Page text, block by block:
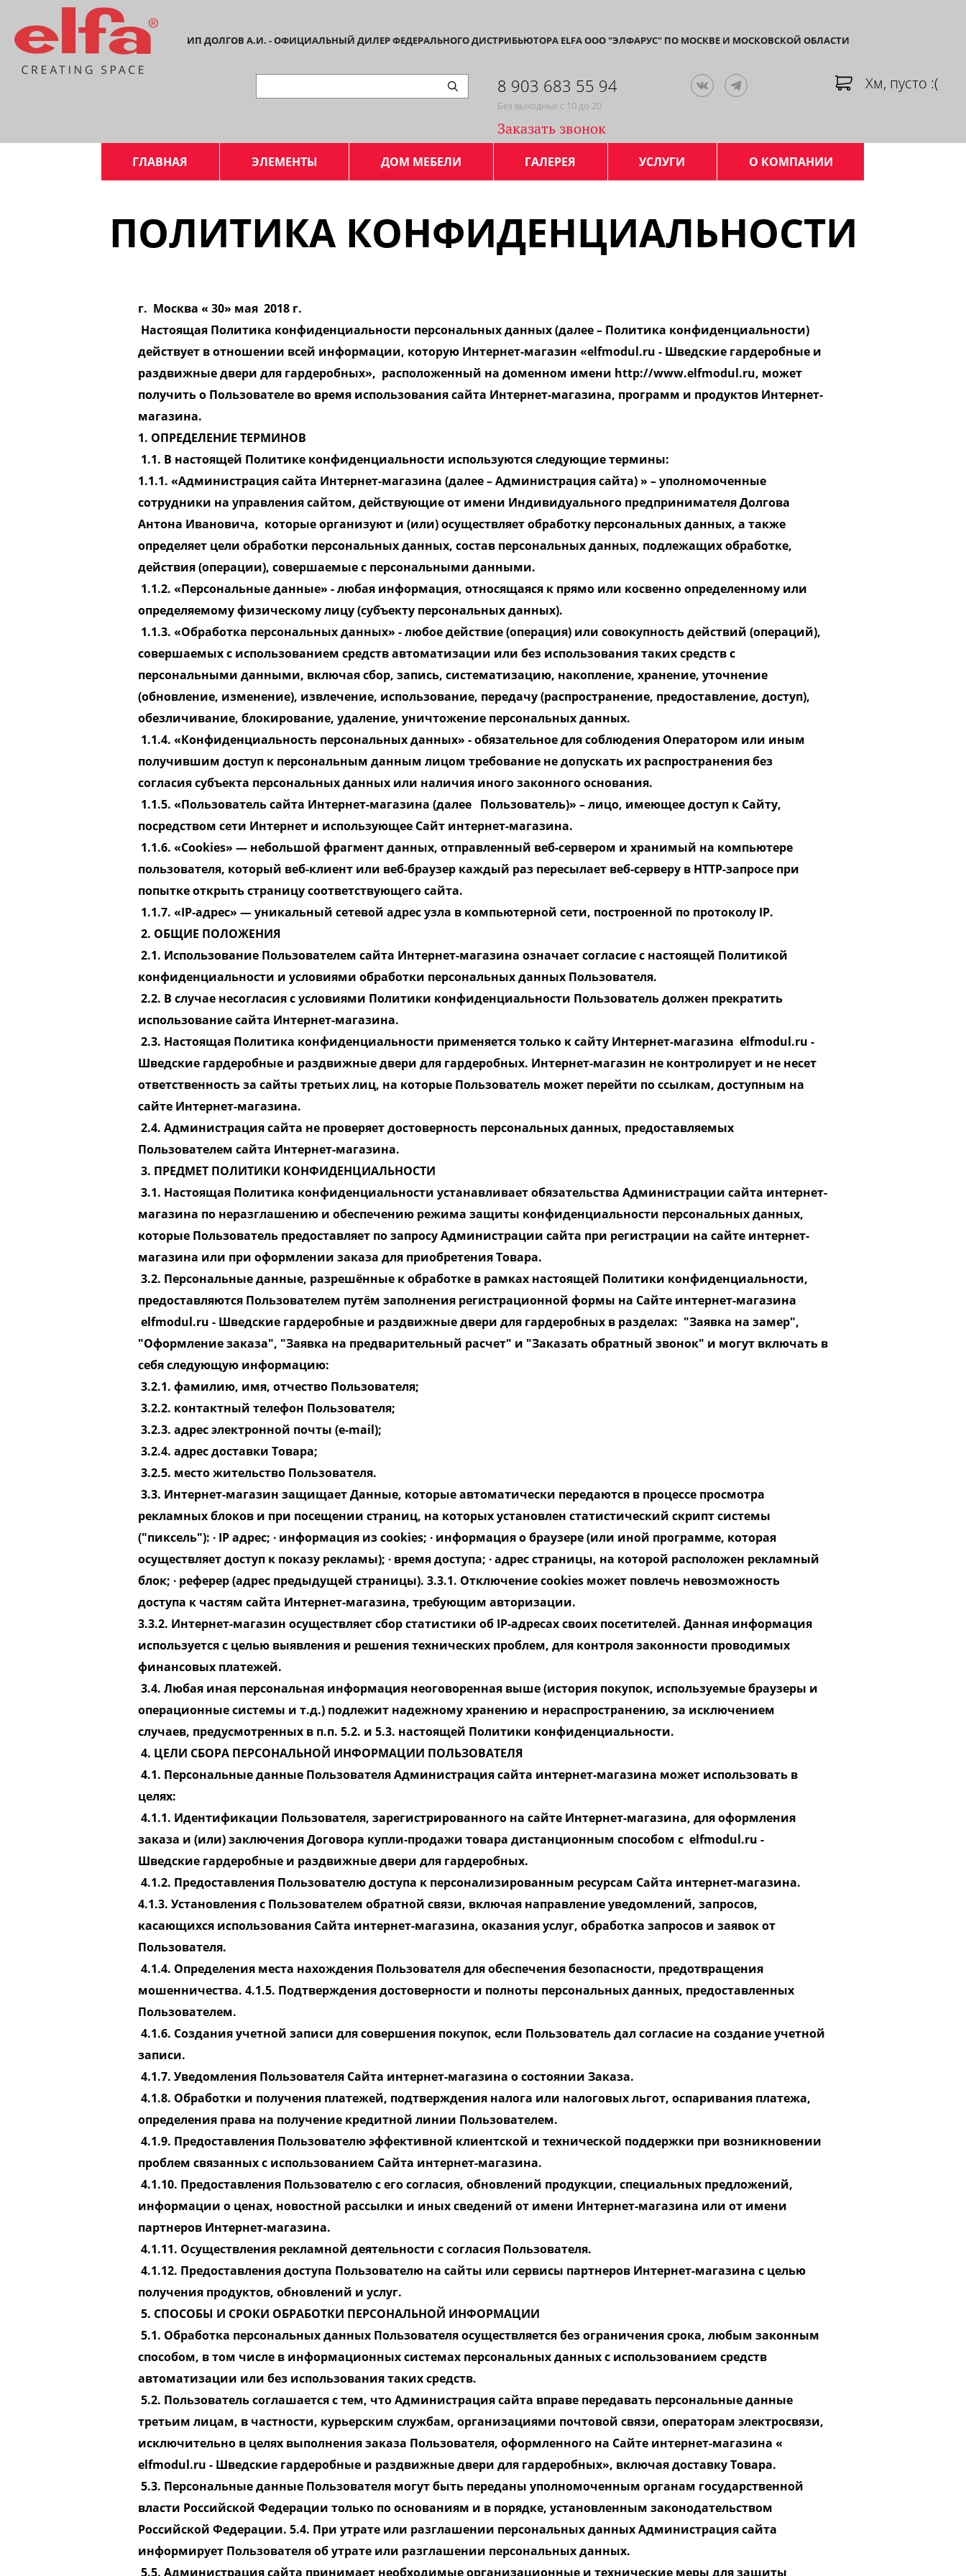
ИП ДОЛГОВ А.И. - ОФИЦИАЛЬНЫЙ ДИЛЕР ФЕДЕРАЛЬНОГО ДИСТРИБЬЮТОРА ELFA ООО "ЭЛФАРУС" ПО МОСКВЕ И МОСКОВСКОЙ ОБЛАСТИ
8 903 683 55 94
Без выходных с 10 до 20
Заказать звонок
Хм, пусто :(
ГЛАВНАЯ ЭЛЕМЕНТЫ ДОМ МЕБЕЛИ ГАЛЕРЕЯ УСЛУГИ О КОМПАНИИ
ПОЛИТИКА КОНФИДЕНЦИАЛЬНОСТИ​
г. Москва « 30» мая 2018 г.
Настоящая Политика конфиденциальности персональных данных (далее – Политика конфиденциальности)
действует в отношении всей информации, которую Интернет-магазин «elfmodul.ru​ - Шведские гардеробные и
раздвижные двери для гардеробных», расположенный на доменном имени http://www.elfmodul.ru​, может
получить о Пользователе во время использования сайта Интернет-магазина, программ и продуктов Интернет-
магазина.
1. ОПРЕДЕЛЕНИЕ ТЕРМИНОВ
1.1. В настоящей Политике конфиденциальности используются следующие термины:
1.1.1. «Администрация сайта Интернет-магазина (далее – Администрация сайта) » – уполномоченные
сотрудники на управления сайтом, действующие от имени Индивидуального предпринимателя Долгова
Антона Ивановича, которые организуют и (или) осуществляет обработку персональных данных, а также
определяет цели обработки персональных данных, состав персональных данных, подлежащих обработке,
действия (операции), совершаемые с персональными данными.
1.1.2. «Персональные данные» - любая информация, относящаяся к прямо или косвенно определенному или
определяемому физическому лицу (субъекту персональных данных).
1.1.3. «Обработка персональных данных» - любое действие (операция) или совокупность действий (операций),
совершаемых с использованием средств автоматизации или без использования таких средств с
персональными данными, включая сбор, запись, систематизацию, накопление, хранение, уточнение
(обновление, изменение), извлечение, использование, передачу (распространение, предоставление, доступ),
обезличивание, блокирование, удаление, уничтожение персональных данных.
1.1.4. «Конфиденциальность персональных данных» - обязательное для соблюдения Оператором или иным
получившим доступ к персональным данным лицом требование не допускать их распространения без
согласия субъекта персональных данных или наличия иного законного основания.
1.1.5. «Пользователь сайта Интернет-магазина (далее Пользователь)» – лицо, имеющее доступ к Сайту,
посредством сети Интернет и использующее Сайт интернет-магазина.
1.1.6. «Cookies» — небольшой фрагмент данных, отправленный веб-сервером и хранимый на компьютере
пользователя, который веб-клиент или веб-браузер каждый раз пересылает веб-серверу в HTTP-запросе при
попытке открыть страницу соответствующего сайта.
1.1.7. «IP-адрес» — уникальный сетевой адрес узла в компьютерной сети, построенной по протоколу IP.
2. ОБЩИЕ ПОЛОЖЕНИЯ
2.1. Использование Пользователем сайта Интернет-магазина означает согласие с настоящей Политикой
конфиденциальности и условиями обработки персональных данных Пользователя.
2.2. В случае несогласия с условиями Политики конфиденциальности Пользователь должен прекратить
использование сайта Интернет-магазина.
2.3. Настоящая Политика конфиденциальности применяется только к сайту Интернет-магазина elfmodul.ru​ -
Шведские гардеробные и раздвижные двери для гардеробных. Интернет-магазин не контролирует и не несет
ответственность за сайты третьих лиц, на которые Пользователь может перейти по ссылкам, доступным на
сайте Интернет-магазина.
2.4. Администрация сайта не проверяет достоверность персональных данных, предоставляемых
Пользователем сайта Интернет-магазина.
3. ПРЕДМЕТ ПОЛИТИКИ КОНФИДЕНЦИАЛЬНОСТИ
3.1. Настоящая Политика конфиденциальности устанавливает обязательства Администрации сайта интернет-
магазина по неразглашению и обеспечению режима защиты конфиденциальности персональных данных,
которые Пользователь предоставляет по запросу Администрации сайта при регистрации на сайте интернет-
магазина или при оформлении заказа для приобретения Товара.
3.2. Персональные данные, разрешённые к обработке в рамках настоящей Политики конфиденциальности,
предоставляются Пользователем путём заполнения регистрационной формы на Сайте интернет-магазина
elfmodul.ru​ - Шведские гардеробные и раздвижные двери для гардеробных в разделах: "Заявка на замер",
"Оформление заказа", "Заявка на предварительный расчет" и "Заказать обратный звонок" и могут включать в
себя следующую информацию:
3.2.1. фамилию, имя, отчество Пользователя;
3.2.2. контактный телефон Пользователя;
3.2.3. адрес электронной почты (e-mail);
3.2.4. адрес доставки Товара;
3.2.5. место жительство Пользователя.
3.3. Интернет-магазин защищает Данные, которые автоматически передаются в процессе просмотра
рекламных блоков и при посещении страниц, на которых установлен статистический скрипт системы
("пиксель"): ∙ IP адрес; ∙ информация из cookies; ∙ информация о браузере (или иной программе, которая
осуществляет доступ к показу рекламы); ∙ время доступа; ∙ адрес страницы, на которой расположен рекламный
блок; ∙ реферер (адрес предыдущей страницы). 3.3.1. Отключение cookies может повлечь невозможность
доступа к частям сайта Интернет-магазина, требующим авторизации.
3.3.2. Интернет-магазин осуществляет сбор статистики об IP-адресах своих посетителей. Данная информация
используется с целью выявления и решения технических проблем, для контроля законности проводимых
финансовых платежей.
3.4. Любая иная персональная информация неоговоренная выше (история покупок, используемые браузеры и
операционные системы и т.д.) подлежит надежному хранению и нераспространению, за исключением
случаев, предусмотренных в п.п. 5.2. и 5.3. настоящей Политики конфиденциальности.
4. ЦЕЛИ СБОРА ПЕРСОНАЛЬНОЙ ИНФОРМАЦИИ ПОЛЬЗОВАТЕЛЯ
4.1. Персональные данные Пользователя Администрация сайта интернет-магазина может использовать в
целях:
4.1.1. Идентификации Пользователя, зарегистрированного на сайте Интернет-магазина, для оформления
заказа и (или) заключения Договора купли-продажи товара дистанционным способом с elfmodul.ru​ -
Шведские гардеробные и раздвижные двери для гардеробных.
4.1.2. Предоставления Пользователю доступа к персонализированным ресурсам Сайта интернет-магазина.
4.1.3. Установления с Пользователем обратной связи, включая направление уведомлений, запросов,
касающихся использования Сайта интернет-магазина, оказания услуг, обработка запросов и заявок от
Пользователя.
4.1.4. Определения места нахождения Пользователя для обеспечения безопасности, предотвращения
мошенничества. 4.1.5. Подтверждения достоверности и полноты персональных данных, предоставленных
Пользователем.
4.1.6. Создания учетной записи для совершения покупок, если Пользователь дал согласие на создание учетной
записи.
4.1.7. Уведомления Пользователя Сайта интернет-магазина о состоянии Заказа.
4.1.8. Обработки и получения платежей, подтверждения налога или налоговых льгот, оспаривания платежа,
определения права на получение кредитной линии Пользователем.
4.1.9. Предоставления Пользователю эффективной клиентской и технической поддержки при возникновении
проблем связанных с использованием Сайта интернет-магазина.
4.1.10. Предоставления Пользователю с его согласия, обновлений продукции, специальных предложений,
информации о ценах, новостной рассылки и иных сведений от имени Интернет-магазина или от имени
партнеров Интернет-магазина.
4.1.11. Осуществления рекламной деятельности с согласия Пользователя.
4.1.12. Предоставления доступа Пользователю на сайты или сервисы партнеров Интернет-магазина с целью
получения продуктов, обновлений и услуг.
5. СПОСОБЫ И СРОКИ ОБРАБОТКИ ПЕРСОНАЛЬНОЙ ИНФОРМАЦИИ
5.1. Обработка персональных данных Пользователя осуществляется без ограничения срока, любым законным
способом, в том числе в информационных системах персональных данных с использованием средств
автоматизации или без использования таких средств.
5.2. Пользователь соглашается с тем, что Администрация сайта вправе передавать персональные данные
третьим лицам, в частности, курьерским службам, организациями почтовой связи, операторам электросвязи,
исключительно в целях выполнения заказа Пользователя, оформленного на Сайте интернет-магазина «
elfmodul.ru​ - Шведские гардеробные и раздвижные двери для гардеробных», включая доставку Товара.
5.3. Персональные данные Пользователя могут быть переданы уполномоченным органам государственной
власти Российской Федерации только по основаниям и в порядке, установленным законодательством
Российской Федерации. 5.4. При утрате или разглашении персональных данных Администрация сайта
информирует Пользователя об утрате или разглашении персональных данных.
5.5. Администрация сайта принимает необходимые организационные и технические меры для защиты